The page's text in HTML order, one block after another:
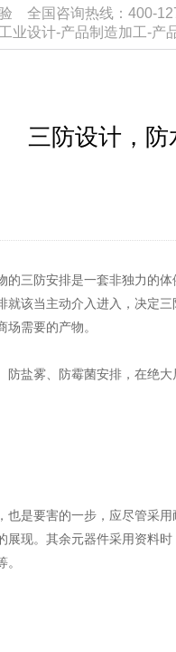
全国咨询热线：400-
业设计-产品制造加工-产
三防设计，
的三防安排是一套非独力的
就该当主动介入进入，决定
需要的产物。
盐雾、防霉菌安排，在绝
也是要害的一步，应尽管采
展现。其余元器件采用资料